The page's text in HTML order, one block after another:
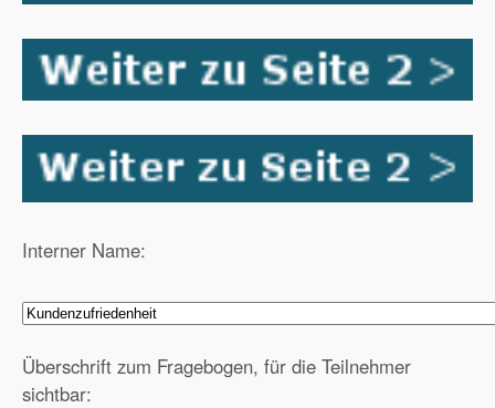
Interner Name:
Überschrift zum Fragebogen, für die Teilnehmer
sichtbar: